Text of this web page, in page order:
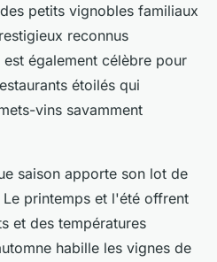
petits vignobles familiaux
reconnus
également célèbre pour
étoilés qui
vins savamment
saison apporte son lot de
Le printemps et l'été offrent
et des températures
habille les vignes de